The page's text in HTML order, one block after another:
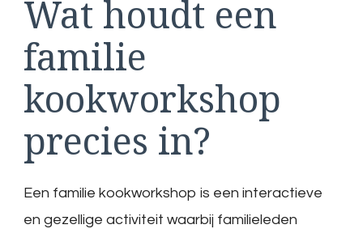
Wat houdt een
familie
kookworkshop
precies in?
Een familie kookworkshop is een interactieve
en gezellige activiteit waarbij familieleden